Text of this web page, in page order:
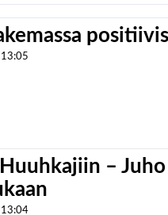
13:05
–
13:04